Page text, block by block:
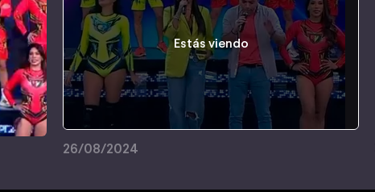
Estás viendo
26/08/2024